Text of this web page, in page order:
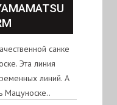
санке
Эта линия
линий. А
Мацуноске..